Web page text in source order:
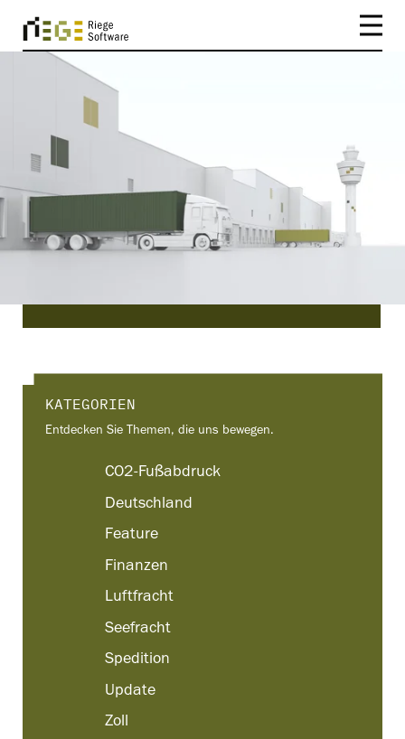
CATEGORY
Luftfracht
Luftfracht | Release Reports von unserer
Logistiksoftware Scope.
KATEGORIEN
Entdecken Sie Themen, die uns bewegen.
CO2-Fußabdruck
Deutschland
Feature
Finanzen
Luftfracht
Seefracht
Spedition
Update
Zoll